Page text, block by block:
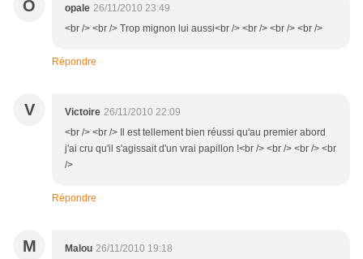
O opale 26/11/2010 23:49
<br /> <br /> Trop mignon lui aussi<br /> <br /> <br /> <br />
Répondre
V Victoire 26/11/2010 22:09
<br /> <br /> Il est tellement bien réussi qu'au premier abord
j'ai cru qu'il s'agissait d'un vrai papillon !<br /> <br /> <br /> <br
/>
Répondre
M Malou 26/11/2010 19:18